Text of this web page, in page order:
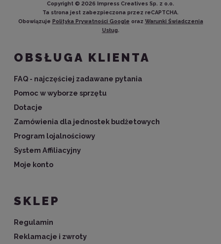
Copyright © 2026 Impress Creatives Sp. z o.o.
Ta strona jest zabezpieczona przez reCAPTCHA.
Obowiązuje Polityka Prywatności Google oraz Warunki Świadczenia
Usług.
OBSŁUGA KLIENTA
FAQ - najczęściej zadawane pytania
Pomoc w wyborze sprzętu
Dotacje
Zamówienia dla jednostek budżetowych
Program lojalnościowy
System Affiliacyjny
Moje konto
SKLEP
Regulamin
Reklamacje i zwroty